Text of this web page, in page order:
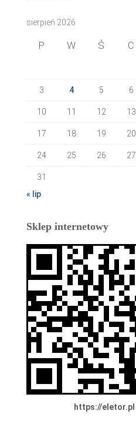
sierpień 2026
P W Ś C
3 4 5 6
10 11 12 13
17 18 19 20
24 25 26 27
31
« lip
Sklep internetowy
https://eletor.pl